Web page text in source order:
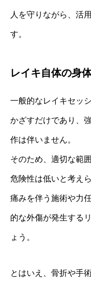
人を守りながら、活
す。
レイキ自体の身
一般的なレイキセッ
かざすだけであり、
作は伴いません。
そのため、適切な範
危険性は低いと考え
痛みを伴う施術や力
的な外傷が発生する
ょう。
とはいえ、骨折や手